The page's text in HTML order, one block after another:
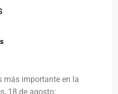
más importante en la
18 de agosto: